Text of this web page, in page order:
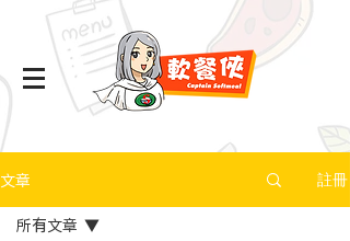
文章 註冊
所有文章